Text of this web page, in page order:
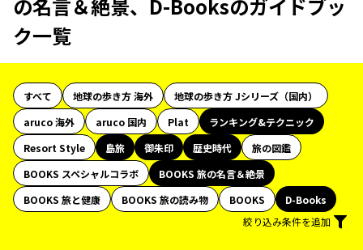
の名言＆絶景、D-Booksのガイドブッ
ク一覧
すべて 地球の歩き方 海外
地球の歩き方 Jシリーズ（国内）
aruco 海外
aruco 国内 Plat
ランキング&テクニック
Resort Style
島旅 御朱印 歴史時代
旅の図鑑
BOOKS スペシャルコラボ
BOOKS 旅の名言＆絶景
BOOKS 旅と健康
BOOKS 旅の読み物 BOOKS
D-Books
絞り込み条件を追加